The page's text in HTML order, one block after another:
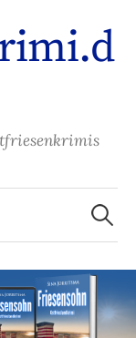
Suchen
nach: